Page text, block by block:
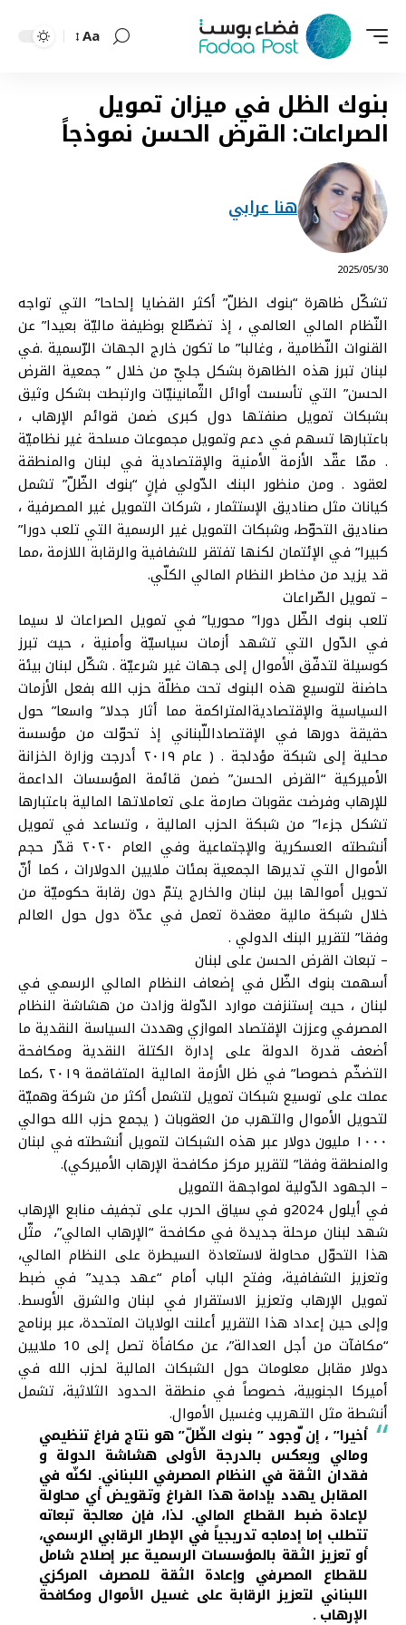
Font
Aa
بنوك الظل في ميزان تمويل
الصراعات: القرض الحسن نموذجاً
⠀ 2025/05/30
هنا عرابي
تشكّل ظاهرة “بنوك الظلّ” أكثر القضايا إلحاحا” التي تواجه
النّظام المالي العالمي ، إذ تضطّلع بوظيفة ماليّة بعيدا” عن
القنوات النّظامية ، وغالبا” ما تكون خارج الجهات الرّسمية .في
لبنان تبرز هذه الظاهرة بشكل جليّ من خلال ” جمعية القرض
الحسن” التي تأسست أوائل الثّمانينيّات وارتبطت بشكل وثيق
بشبكات تمويل صنفتها دول كبرى ضمن قوائم الإرهاب ،
باعتبارها تسهم في دعم وتمويل مجموعات مسلحة غير نظاميّة
. ممّا عقّد الأزمة الأمنية والإقتصاديةفي لبنان والمنطقة
لعقود . ومن منظور البنك الدّولي فإنٍ “بنوك الظّلّ” تشمل
كيانات مثل صناديق الإستثمار، شركات التمويل غير المصرفية ،
صناديق التحوّط، وشبكات التمويل غير الرسمية التي تلعب دورا”
كبيرا” في الإئتمان لكنها تفتقر للشفافية والرقابة اللازمة ،مما
قد يزيد من مخاطر النظام المالي الكلّي.
– تمويل الصّراعات
تلعب بنوك الظّل دورا” محوريا” في تمويل الصراعات لا سيما
في الدّول التي تشهد أزمات سياسيّة وأمنية ، حيث تبرز
كوسيلة لتدفّق الأموال إلى جهات غير شرعيّة . شكّل لبنان بيئة
حاضنة لتوسيع هذه البنوك تحت مظلّة حزب الله بفعل الأزمات
السياسية والإقتصاديةالمتراكمة مما أثار جدلا” واسعا” حول
حقيقة دورها في الإقتصاداللّبناني إذ تحوّلت من مؤسسة
محلية إلى شبكة مؤدلجة
. ( عام ٢٠١٩ أدرجت وزارة الخزانة
الأميركية “القرض الحسن” ضمن قائمة المؤسسات الداعمة
للإرهاب وفرضت عقوبات صارمة على تعاملاتها المالية باعتبارها
تشكل جزءا” من شبكة الحزب المالية ، وتساعد في تمويل
أنشطته العسكرية والإجتماعية
وفي العام ٢٠٢٠ قدّر حجم
الأموال التي تديرها الجمعية بمئات ملايين الدولارات ، كما أنّ
تحويل أموالها بين لبنان والخارج يتمّ دون رقابة حكوميّة من
خلال شبكة مالية معقدة تعمل في عدّة دول حول العالم
وفقا” لتقرير البنك الدولي .
– تبعات القرض الحسن على لبنان
أسهمت بنوك الظّل في إضعاف النظام المالي الرسمي في
لبنان ، حيث إستنزفت موارد الدّولة وزادت من هشاشة النظام
المصرفي وعززت الإقتصاد الموازي وهددت السياسة النقدية ما
أضعف قدرة الدولة على إدارة الكتلة النقدية ومكافحة
التضخّم خصوصا” في ظل الأزمة المالية المتفاقمة ٢٠١٩ ،كما
عملت على توسيع شبكات تمويل لتشمل أكثر من شركة وهميّة
لتحويل الأموال والتهرب من العقوبات ( يجمع حزب الله حوالي
١٠٠٠ مليون دولار عبر هذه الشبكات لتمويل أنشطته في لبنان
والمنطقة وفقا” لتقرير مركز مكافحة الإرهاب الأميركي).
– الجهود الدّولية لمواجهة التمويل
في أيلول 2024و في سياق الحرب على تجفيف منابع الإرهاب
شهد لبنان مرحلة جديدة في مكافحة “الإرهاب المالي”، مثّل
هذا التحوّل محاولة لاستعادة السيطرة على النظام المالي،
وتعزيز الشفافية، وفتح الباب أمام “عهد جديد” في ضبط
تمويل الإرهاب وتعزيز الاستقرار في لبنان والشرق الأوسط.
وإلى حين إعداد هذا التقرير أعلنت الولايات المتحدة، عبر برنامج
“مكافآت من أجل العدالة”، عن مكافأة تصل إلى 10 ملايين
دولار مقابل معلومات حول الشبكات المالية لحزب الله في
أميركا الجنوبية، خصوصاً في منطقة الحدود الثلاثية، تشمل
أنشطة مثل التهريب وغسيل الأموال.
أخيرا” ، إن ّوجود ” بنوك الظّلّ” هو نتاج فراغ تنظيمي
ومالي ويعكس بالدرجة الأولى هشاشة الدولة و
فقدان الثقة في النظام المصرفي اللبناني. لكنّه في
المقابل يهدد بإدامة هذا الفراغ وتقويض أي محاولة
لإعادة ضبط القطاع المالي. لذا، فإن معالجة تبعاته
تتطلب إما إدماجه تدريجياً في الإطار الرقابي الرسمي،
أو تعزيز الثقة بالمؤسسات الرسمية عبر إصلاح شامل
للقطاع المصرفي وإعادة الثقة للمصرف المركزي
اللبناني لتعزيز الرقابة على غسيل الأموال ومكافحة
الإرهاب .